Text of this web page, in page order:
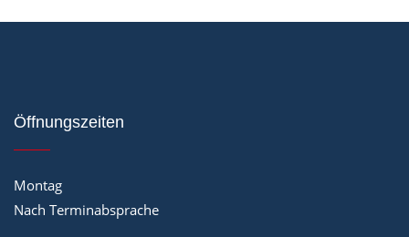
Öffnungszeiten
Montag
Nach Terminabsprache